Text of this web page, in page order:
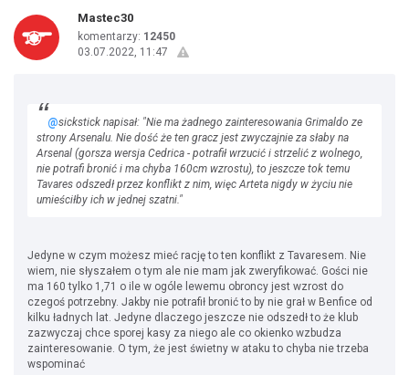
Mastec30
komentarzy: 12450
03.07.2022, 11:47
@sickstick napisał: "Nie ma żadnego zainteresowania Grimaldo ze
strony Arsenalu. Nie dość że ten gracz jest zwyczajnie za słaby na
Arsenal (gorsza wersja Cedrica - potrafił wrzucić i strzelić z wolnego,
nie potrafi bronić i ma chyba 160cm wzrostu), to jeszcze tok temu
Tavares odszedł przez konflikt z nim, więc Arteta nigdy w życiu nie
umieściłby ich w jednej szatni."
Jedyne w czym możesz mieć rację to ten konflikt z Tavaresem. Nie
wiem, nie słyszałem o tym ale nie mam jak zweryfikować. Gości nie
ma 160 tylko 1,71 o ile w ogóle lewemu obroncy jest wzrost do
czegoś potrzebny. Jakby nie potrafił bronić to by nie grał w Benfice od
kilku ładnych lat. Jedyne dlaczego jeszcze nie odszedł to że klub
zazwyczaj chce sporej kasy za niego ale co okienko wzbudza
zainteresowanie. O tym, że jest świetny w ataku to chyba nie trzeba
wspominać